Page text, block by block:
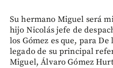
Su hermano Miguel será
hijo Nicolás jefe de
los Gómez es que, para
legado de su principal
Miguel, Álvaro Gómez